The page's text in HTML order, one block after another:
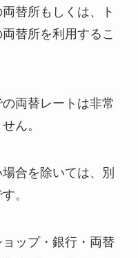
替所もしくは、ト
替所を利用するこ
両替レートは非常
ん。
合を除いては、別
。
ップ・銀行・両替